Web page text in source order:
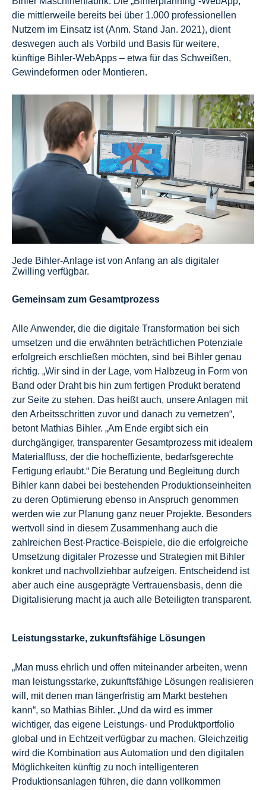
die mittlerweile bereits bei über 1.000 professionellen
Nutzern im Einsatz ist (Anm. Stand Jan. 2021), dient
deswegen auch als Vorbild und Basis für weitere,
künftige Bihler-WebApps – etwa für das Schweißen,
Gewindeformen oder Montieren.
Jede Bihler-Anlage ist von Anfang an als digitaler
Zwilling verfügbar.
Gemeinsam zum Gesamtprozess
Alle Anwender, die die digitale Transformation bei sich
umsetzen und die erwähnten beträchtlichen Potenziale
erfolgreich erschließen möchten, sind bei Bihler genau
richtig. „Wir sind in der Lage, vom Halbzeug in Form von
Band oder Draht bis hin zum fertigen Produkt beratend
zur Seite zu stehen. Das heißt auch, unsere Anlagen mit
den Arbeitsschritten zuvor und danach zu vernetzen“,
betont Mathias Bihler. „Am Ende ergibt sich ein
durchgängiger, transparenter Gesamtprozess mit idealem
Materialfluss, der die hocheffiziente, bedarfsgerechte
Fertigung erlaubt.“ Die Beratung und Begleitung durch
Bihler kann dabei bei bestehenden Produktionseinheiten
zu deren Optimierung ebenso in Anspruch genommen
werden wie zur Planung ganz neuer Projekte. Besonders
wertvoll sind in diesem Zusammenhang auch die
zahlreichen Best-Practice-Beispiele, die die erfolgreiche
Umsetzung digitaler Prozesse und Strategien mit Bihler
konkret und nachvollziehbar aufzeigen. Entscheidend ist
aber auch eine ausgeprägte Vertrauensbasis, denn die
Digitalisierung macht ja auch alle Beteiligten transparent.
Leistungsstarke, zukunftsfähige Lösungen
„Man muss ehrlich und offen miteinander arbeiten, wenn
man leistungsstarke, zukunftsfähige Lösungen realisieren
will, mit denen man längerfristig am Markt bestehen
kann“, so Mathias Bihler. „Und da wird es immer
wichtiger, das eigene Leistungs- und Produktportfolio
global und in Echtzeit verfügbar zu machen. Gleichzeitig
wird die Kombination aus Automation und den digitalen
Möglichkeiten künftig zu noch intelligenteren
Produktionsanlagen führen, die dann vollkommen